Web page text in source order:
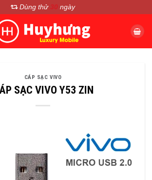
Dùng thử 30 ngày
CÁP SẠC VIVO
SẠC VIVO Y53 ZIN